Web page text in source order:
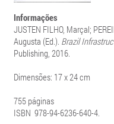
Informações
JUSTEN FILHO, Marçal;
Augusta (Ed.). Brazil
Publishing, 2016.
Dimensões: 17 x 24 cm
755 páginas
ISBN 978-94-6236-640-4.